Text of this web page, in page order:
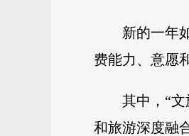
新的一年
费能力、意愿
其中，“
和旅游深度融